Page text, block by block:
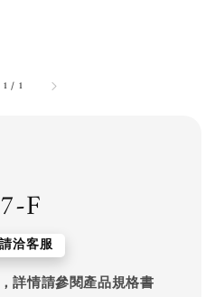
1 / 1
F
洽客服
詳情請參閱產品規格書